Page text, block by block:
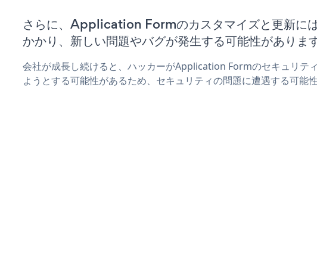
さらに、Application Formのカスタマイズと更新に
かかり、新しい問題やバグが発生する可能性があります
会社が成長し続けると、ハッカーがApplication Formのセキュリテ
ようとする可能性があるため、セキュリティの問題に遭遇する可能性